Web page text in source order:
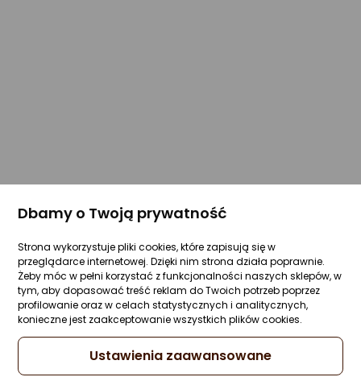
Dbamy o Twoją prywatność
Strona wykorzystuje pliki cookies, które zapisują się w
przeglądarce internetowej. Dzięki nim strona działa poprawnie.
Żeby móc w pełni korzystać z funkcjonalności naszych sklepów, w
tym, aby dopasować treść reklam do Twoich potrzeb poprzez
profilowanie oraz w celach statystycznych i analitycznych,
konieczne jest zaakceptowanie wszystkich plików cookies.
Ustawienia zaawansowane